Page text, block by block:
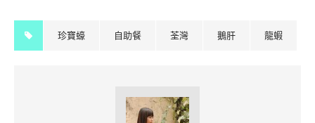
珍寶蠔 自助餐 荃灣 鵝肝 龍蝦